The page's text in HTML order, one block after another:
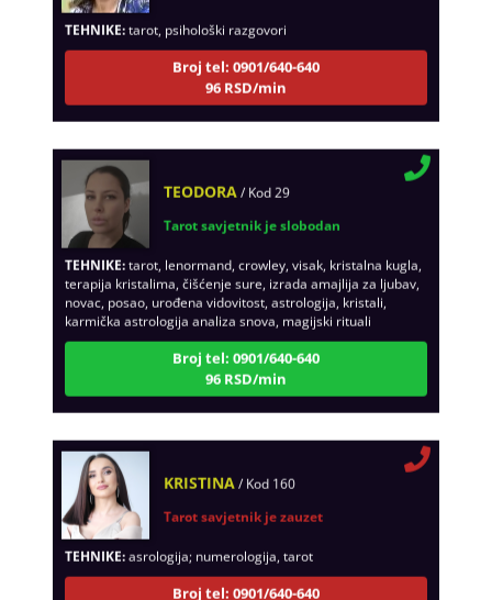
TEHNIKE:tarot, psihološki razgovori
Broj tel: 0901/640-640
96 RSD/min
Tarot savjetnik je slobodan
TEHNIKE:tarot, lenormand, crowley, visak, kristalna kugla,
terapija kristalima, čišćenje sure, izrada amajlija za ljubav,
novac, posao, urođena vidovitost, astrologija, kristali,
karmička astrologija analiza snova, magijski rituali
Broj tel: 0901/640-640
96 RSD/min
Tarot savjetnik je zauzet
TEHNIKE:asrologija; numerologija, tarot
Broj tel: 0901/640-640
96 RSD/min